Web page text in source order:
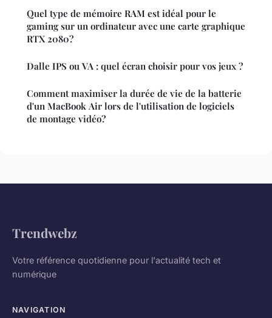
Quel type de mémoire RAM est idéal pour le
gaming sur un ordinateur avec une carte graphique
RTX 2080?
Dalle IPS ou VA : quel écran choisir pour vos jeux ?
Comment maximiser la durée de vie de la batterie
d'un MacBook Air lors de l'utilisation de logiciels
de montage vidéo?
Trendwebz
Votre référence quotidienne pour l'actualité tech et
numérique
NAVIGATION